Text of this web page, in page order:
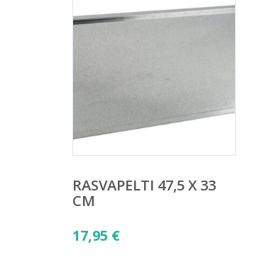
RASVAPELTI 47,5 X 33
CM
17,95 €